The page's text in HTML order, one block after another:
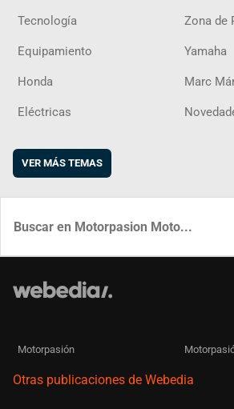
Tecnología Zona de
Equipamiento Yamaha
Honda Marc
Eléctricas
VER MÁS TEMAS
Motorpasión
Otras publicaciones de Webedia